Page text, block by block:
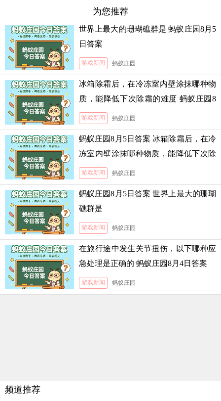
为您推荐
世界上最大的珊瑚礁群是 蚂蚁庄园8月5
日答案
游戏新闻 蚂蚁庄园
冰箱除霜后，在冷冻室内壁涂抹哪种物
质，能降低下次除霜的难度 蚂蚁庄园8
月5日答案
游戏新闻 蚂蚁庄园
蚂蚁庄园8月5日答案 冰箱除霜后，在冷
冻室内壁涂抹哪种物质，能降低下次除
霜的难度
游戏新闻 蚂蚁庄园
蚂蚁庄园8月5日答案 世界上最大的珊瑚
礁群是
游戏新闻 蚂蚁庄园
在旅行途中发生关节扭伤，以下哪种应
急处理是正确的 蚂蚁庄园8月4日答案
游戏新闻 蚂蚁庄园
频道推荐